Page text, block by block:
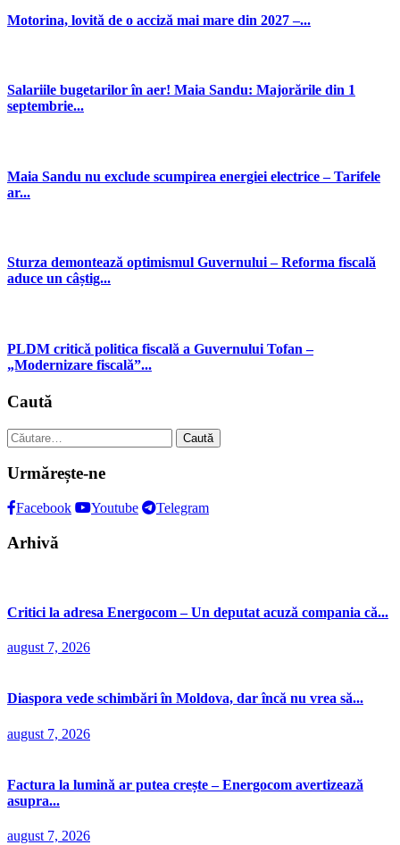
Motorina, lovită de o acciză mai mare din 2027 –...
Salariile bugetarilor în aer! Maia Sandu: Majorările din 1
septembrie...
Maia Sandu nu exclude scumpirea energiei electrice – Tarifele
ar...
Sturza demontează optimismul Guvernului – Reforma fiscală
aduce un câștig...
PLDM critică politica fiscală a Guvernului Tofan –
„Modernizare fiscală”...
Caută
Caută
după:
Urmărește-ne
Facebook Youtube Telegram
Arhivă
Critici la adresa Energocom – Un deputat acuză compania că...
august 7, 2026
Diaspora vede schimbări în Moldova, dar încă nu vrea să...
august 7, 2026
Factura la lumină ar putea crește – Energocom avertizează
asupra...
august 7, 2026